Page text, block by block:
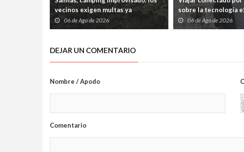
vecinos exigen multas ya
06 de Ago de 2026
sobre la tecnología
06 de Ago de 2026
DEJAR UN COMENTARIO
Nombre / Apodo
Comentario